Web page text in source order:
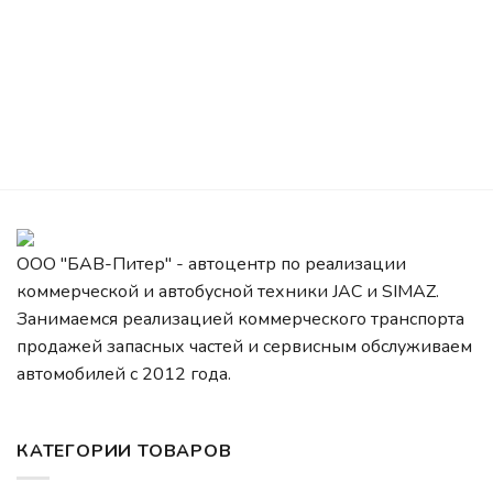
ООО "БАВ-Питер" - автоцентр по реализации
коммерческой и автобусной техники JAC и SIMAZ.
Занимаемся реализацией коммерческого транспорта
продажей запасных частей и сервисным обслуживаем
автомобилей c 2012 года.
КАТЕГОРИИ ТОВАРОВ